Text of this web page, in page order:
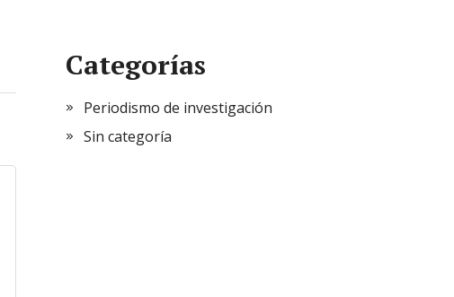
Categorías
Periodismo de investigación
Sin categoría